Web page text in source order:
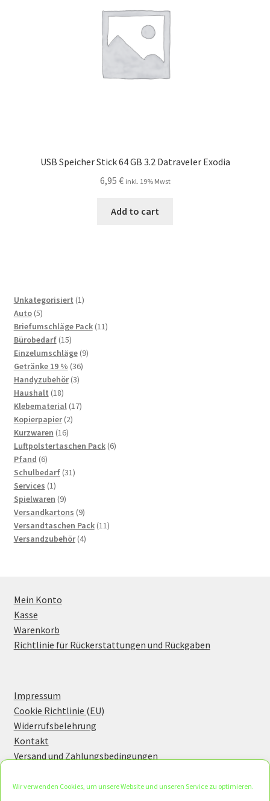
Wir verwenden Cookies, um unsere Website und unseren Service zu optimieren.
USB Speicher Stick 64 GB 3.2 Datraveler Exodia
6,95 € inkl. 19% Mwst
Add to cart
Unkategorisiert 11
Auto 55
products
Briefumschläge Pack 1111
Bürobedarf 1515
products
Einzelumschläge 99
Getränke 19 % 3636
Handyzubehör 33
Haushalt 1818
products
Klebematerial 1717
Kopierpapier 22
Kurzwaren 1616
products
Luftpolstertaschen Pack 66
Pfand 66
products
Schulbedarf 3131
Services 11
product
Spielwaren 99
products
Versandkartons 99
products
Versandtaschen Pack 1111
Versandzubehör 44
Mein Konto
Kasse
Warenkorb
Richtlinie für Rückerstattungen und Rückgaben
Impressum
Cookie Richtlinie (EU)
Widerrufsbelehrung
Kontakt
Versand und Zahlungsbedingungen